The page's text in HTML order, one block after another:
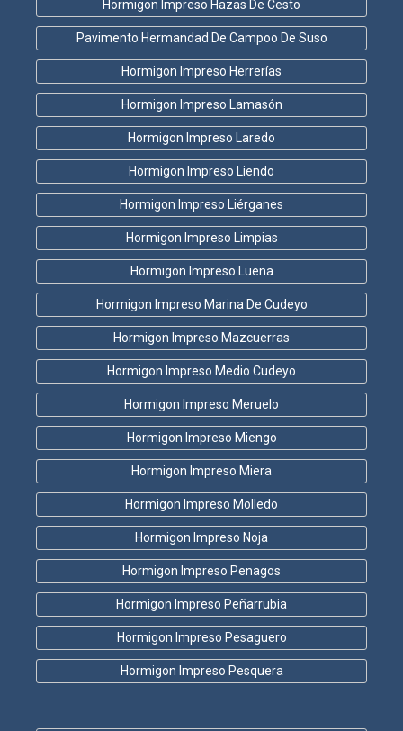
Hormigon Impreso Hazas De Cesto
Pavimento Hermandad De Campoo De Suso
Hormigon Impreso Herrerías
Hormigon Impreso Lamasón
Hormigon Impreso Laredo
Hormigon Impreso Liendo
Hormigon Impreso Liérganes
Hormigon Impreso Limpias
Hormigon Impreso Luena
Hormigon Impreso Marina De Cudeyo
Hormigon Impreso Mazcuerras
Hormigon Impreso Medio Cudeyo
Hormigon Impreso Meruelo
Hormigon Impreso Miengo
Hormigon Impreso Miera
Hormigon Impreso Molledo
Hormigon Impreso Noja
Hormigon Impreso Penagos
Hormigon Impreso Peñarrubia
Hormigon Impreso Pesaguero
Hormigon Impreso Pesquera